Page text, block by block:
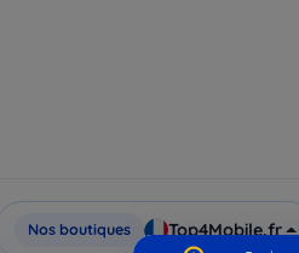
Nos boutiques Top4Mobile.fr